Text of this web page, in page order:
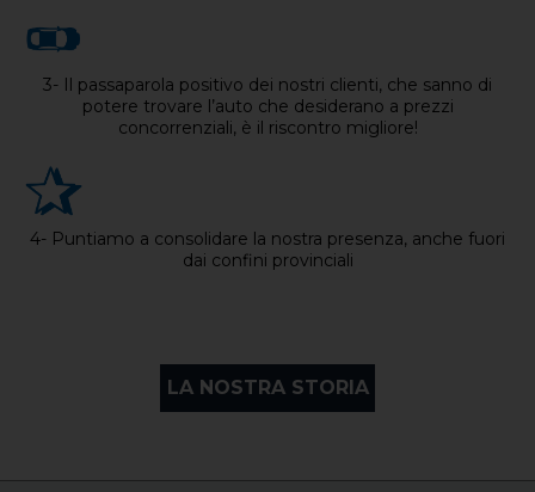
3- Il passaparola positivo dei nostri clienti, che sanno di
potere trovare l’auto che desiderano a prezzi
concorrenziali, è il riscontro migliore!
4- Puntiamo a consolidare la nostra presenza, anche fuori
dai confini provinciali
LA NOSTRA STORIA